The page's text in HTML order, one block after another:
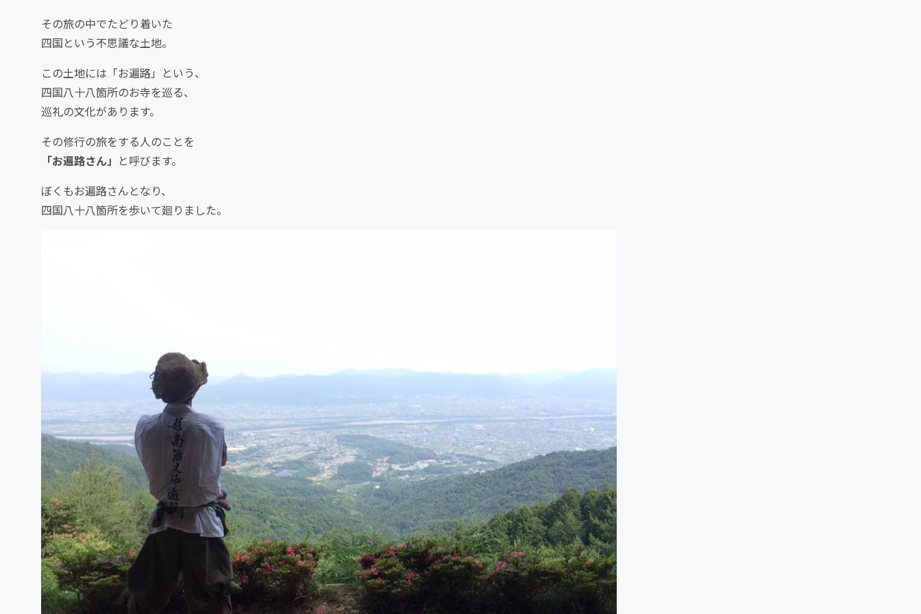
その旅の中でたどり着いた
四国という不思議な土地。
この土地には「お遍路」という、
四国八十八箇所のお寺を巡る、
巡礼の文化があります。
その修行の旅をする人のことを
「お遍路さん」 と呼びます。
ぼくもお遍路さんとなり、
四国八十八箇所を歩いて廻りました。